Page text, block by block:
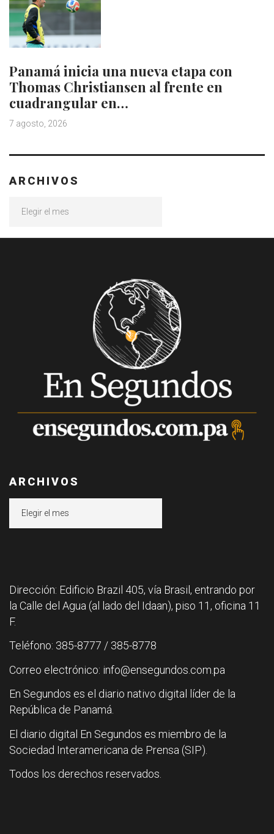
Panamá inicia una nueva etapa con
Thomas Christiansen al frente en
cuadrangular en…
7 agosto, 2026
ARCHIVOS
ARCHIVOS
Dirección: Edificio Brazil 405, vía Brasil, entrando por
la Calle del Agua (al lado del Idaan), piso 11, oficina 11
F.
Teléfono: 385-8777 / 385-8778
Correo electrónico: info@ensegundos.com.pa
En Segundos es el diario nativo digital líder de la
República de Panamá.
El diario digital En Segundos es miembro de la
Sociedad Interamericana de Prensa (SIP).
Todos los derechos reservados.